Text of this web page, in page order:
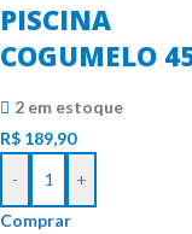
PISCINA
COGUMELO
2 em estoque
R$ 189,90
-
+
Comprar